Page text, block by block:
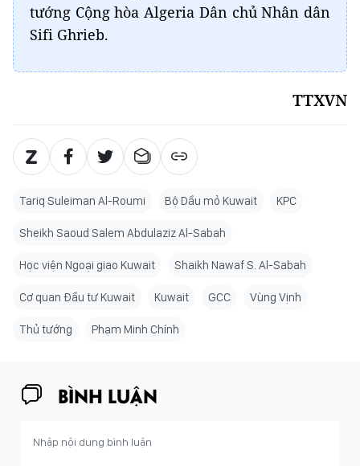
tướng Cộng hòa Algeria Dân chủ Nhân dân
Sifi Ghrieb.
TTXVN
Tariq Suleiman Al-Roumi Bộ Dầu mỏ Kuwait KPC
Sheikh Saoud Salem Abdulaziz Al-Sabah
Học viện Ngoại giao Kuwait Shaikh Nawaf S. Al-Sabah
Cơ quan Đầu tư Kuwait Kuwait GCC Vùng Vịnh
Thủ tướng Phạm Minh Chính
BÌNH LUẬN